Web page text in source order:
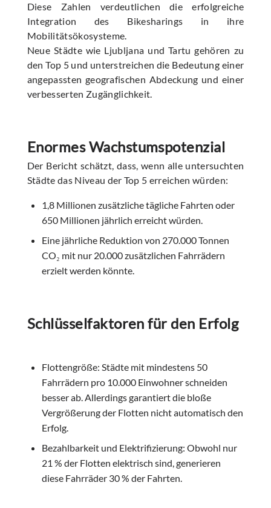
Diese Zahlen verdeutlichen die erfolgreiche
Integration des Bikesharings in ihre
Mobilitätsökosysteme.
Neue Städte wie Ljubljana und Tartu gehören zu
den Top 5 und unterstreichen die Bedeutung einer
angepassten geografischen Abdeckung und einer
verbesserten Zugänglichkeit.
Enormes Wachstumspotenzial
Der Bericht schätzt, dass, wenn alle untersuchten
Städte das Niveau der Top 5 erreichen würden:
1,8 Millionen zusätzliche tägliche Fahrten oder
650 Millionen jährlich erreicht würden.
Eine jährliche Reduktion von 270.000 Tonnen
CO₂ mit nur 20.000 zusätzlichen Fahrrädern
erzielt werden könnte.
Schlüsselfaktoren für den Erfolg
Flottengröße: Städte mit mindestens 50
Fahrrädern pro 10.000 Einwohner schneiden
besser ab. Allerdings garantiert die bloße
Vergrößerung der Flotten nicht automatisch den
Erfolg.
Bezahlbarkeit und Elektrifizierung: Obwohl nur
21 % der Flotten elektrisch sind, generieren
diese Fahrräder 30 % der Fahrten.